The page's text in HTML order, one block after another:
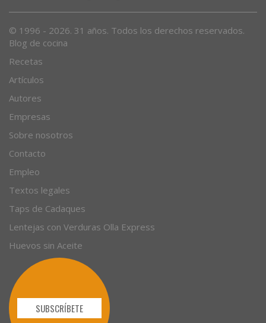
© 1996 - 2026. 31 años. Todos los derechos reservados.
Blog de cocina
Recetas
Artículos
Autores
Empresas
Sobre nosotros
Contacto
Empleo
Textos legales
Taps de Cadaques
Lentejas con Verduras Olla Express
Huevos sin Aceite
SUBSCRÍBETE